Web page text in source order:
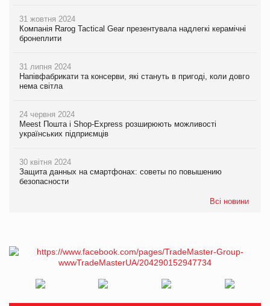
31 жовтня 2024
Компанія Rarog Tactical Gear презентувала надлегкі керамічні
бронеплити
31 липня 2024
Напівфабрикати та консерви, які стануть в пригоді, коли довго
нема світла
24 червня 2024
Meest Пошта і Shop-Express розширюють можливості
українських підприємців
30 квітня 2024
Защита данных на смартфонах: советы по повышению
безопасности
Всі новини